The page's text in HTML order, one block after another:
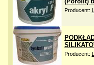
Producent:
Producent: